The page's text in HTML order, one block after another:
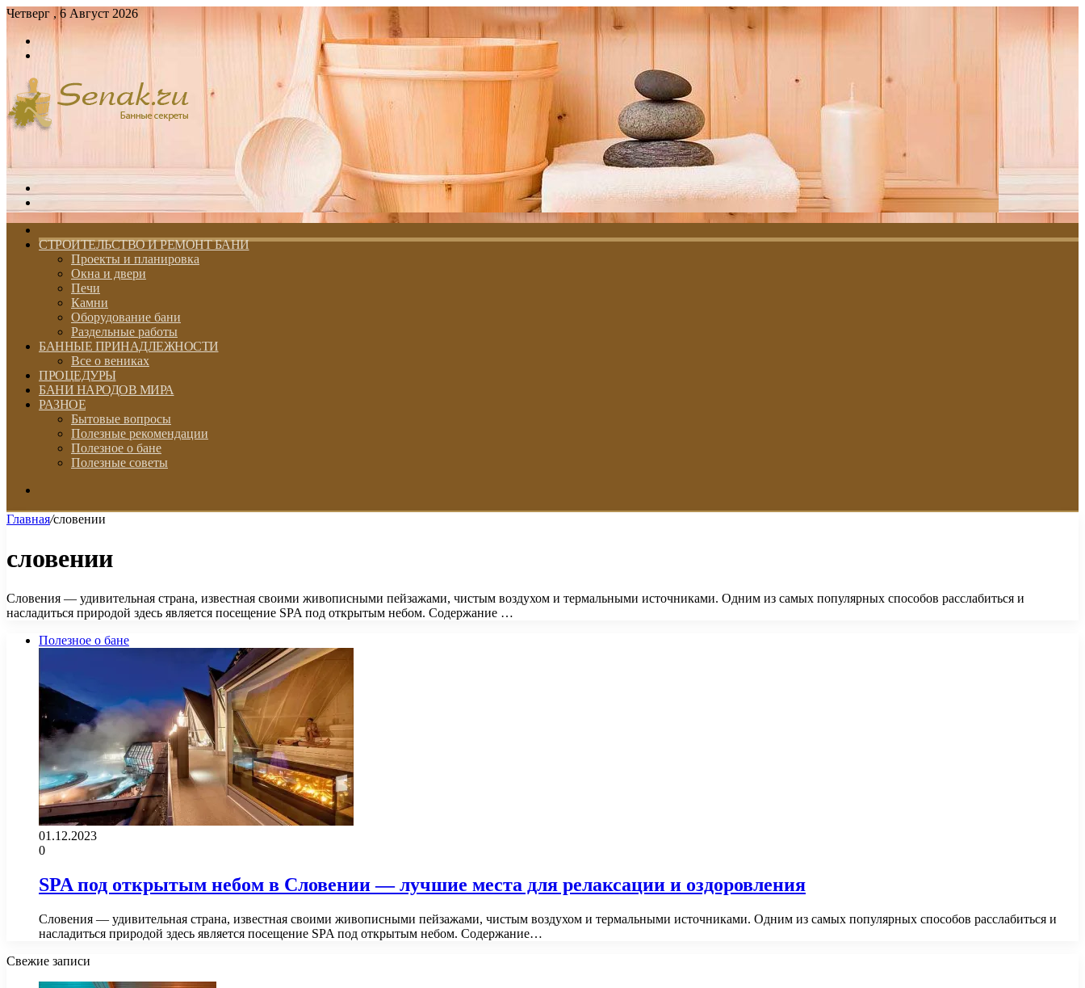
Четверг , 6 Август 2026
Войти
skin
СТРОИТЕЛЬСТВО И РЕМОНТ БАНИ
Проекты и планировка
Окна и двери
Печи
Камни
Оборудование бани
Раздельные работы
БАННЫЕ ПРИНАДЛЕЖНОСТИ
Все о вениках
ПРОЦЕДУРЫ
БАНИ НАРОДОВ МИРА
РАЗНОЕ
Бытовые вопросы
Полезные рекомендации
Полезное о бане
Полезные советы
Главная/словении
словении
Словения — удивительная страна, известная своими живописными пейзажами, чистым воздухом и термальными источниками. Одним из самых популярных способов расслабиться и
насладиться природой здесь является посещение SPA под открытым небом. Содержание …
Полезное о бане
01.12.2023
0
SPA под открытым небом в Словении — лучшие места для релаксации и оздоровления
Словения — удивительная страна, известная своими живописными пейзажами, чистым воздухом и термальными источниками. Одним из самых популярных способов расслабиться и
насладиться природой здесь является посещение SPA под открытым небом. Содержание…
Свежие записи